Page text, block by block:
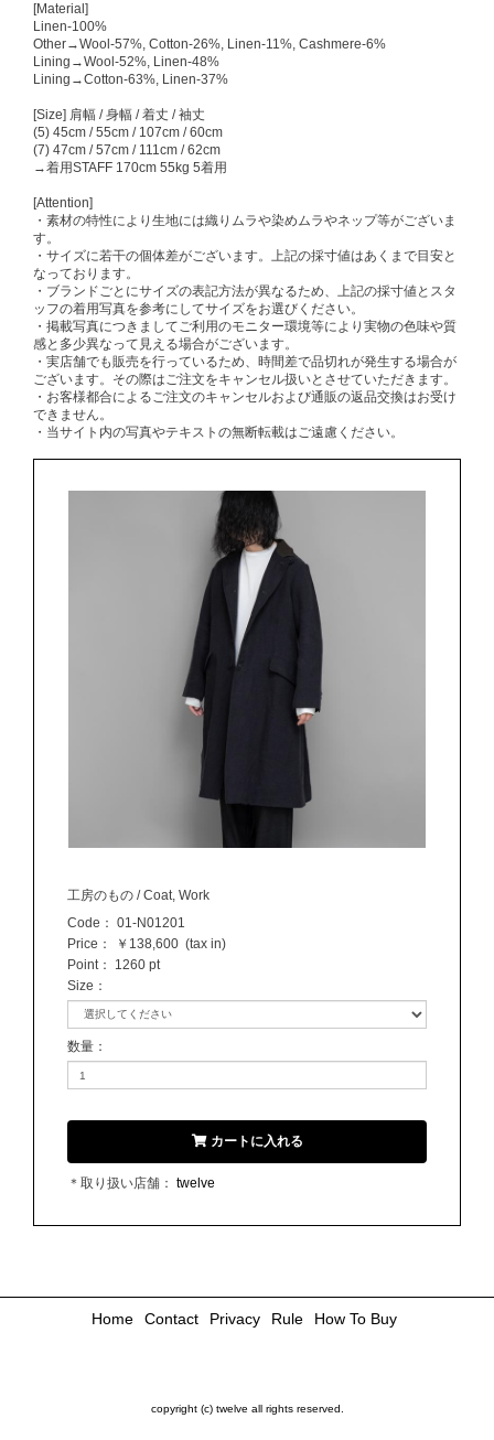
[Material]
Linen-100%
Other→Wool-57%, Cotton-26%, Linen-11%, Cashmere-6%
Lining→Wool-52%, Linen-48%
Lining→Cotton-63%, Linen-37%
[Size] 肩幅 / 身幅 / 着丈 / 袖丈
(5) 45cm / 55cm / 107cm / 60cm
(7) 47cm / 57cm / 111cm / 62cm
→着用STAFF 170cm 55kg 5着用
[Attention]
・素材の特性により生地には織りムラや染めムラやネップ等がございま
す。
・サイズに若干の個体差がございます。上記の採寸値はあくまで目安と
なっております。
・ブランドごとにサイズの表記方法が異なるため、上記の採寸値とスタ
ッフの着用写真を参考にしてサイズをお選びください。
・掲載写真につきましてご利用のモニター環境等により実物の色味や質
感と多少異なって見える場合がございます。
・実店舗でも販売を行っているため、時間差で品切れが発生する場合が
ございます。その際はご注文をキャンセル扱いとさせていただきます。
・お客様都合によるご注文のキャンセルおよび通販の返品交換はお受け
できません。
・当サイト内の写真やテキストの無断転載はご遠慮ください。
工房のもの / Coat, Work
Code： 01-N01201
Price：
￥138,600 (tax in)
Point： 1260 pt
Size ：
数量 ：
カートに入れる
＊取り扱い店舗： twelve
Home Contact Privacy Rule How To Buy
copyright (c) twelve all rights reserved.